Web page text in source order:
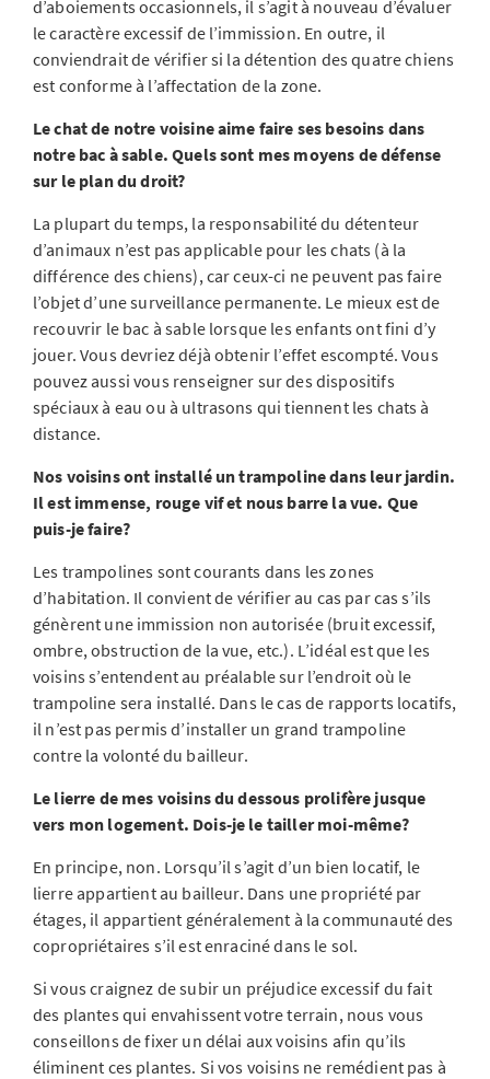
d’aboiements occasionnels, il s’agit à nouveau d’évaluer
le caractère excessif de l’immission. En outre, il
conviendrait de vérifier si la détention des quatre chiens
est conforme à l’affectation de la zone.
Le chat de notre voisine aime faire ses besoins dans
notre bac à sable. Quels sont mes moyens de défense
sur le plan du droit?
La plupart du temps, la responsabilité du détenteur
d’animaux n’est pas applicable pour les chats (à la
différence des chiens), car ceux-ci ne peuvent pas faire
l’objet d’une surveillance permanente. Le mieux est de
recouvrir le bac à sable lorsque les enfants ont fini d’y
jouer. Vous devriez déjà obtenir l’effet escompté. Vous
pouvez aussi vous renseigner sur des dispositifs
spéciaux à eau ou à ultrasons qui tiennent les chats à
distance.
Nos voisins ont installé un trampoline dans leur jardin.
Il est immense, rouge vif et nous barre la vue. Que
puis-je faire?
Les trampolines sont courants dans les zones
d’habitation. Il convient de vérifier au cas par cas s’ils
génèrent une immission non autorisée (bruit excessif,
ombre, obstruction de la vue, etc.). L’idéal est que les
voisins s’entendent au préalable sur l’endroit où le
trampoline sera installé. Dans le cas de rapports locatifs,
il n’est pas permis d’installer un grand trampoline
contre la volonté du bailleur.
Le lierre de mes voisins du dessous prolifère jusque
vers mon logement. Dois-je le tailler moi-même?
En principe, non. Lorsqu’il s’agit d’un bien locatif, le
lierre appartient au bailleur. Dans une propriété par
étages, il appartient généralement à la communauté des
copropriétaires s’il est enraciné dans le sol.
Si vous craignez de subir un préjudice excessif du fait
des plantes qui envahissent votre terrain, nous vous
conseillons de fixer un délai aux voisins afin qu’ils
éliminent ces plantes. Si vos voisins ne remédient pas à